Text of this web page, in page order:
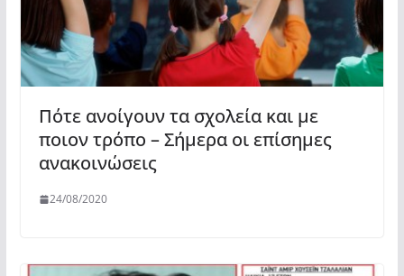
Πότε ανοίγουν τα σχολεία και με
ποιον τρόπο – Σήμερα οι επίσημες
ανακοινώσεις
24/08/2020